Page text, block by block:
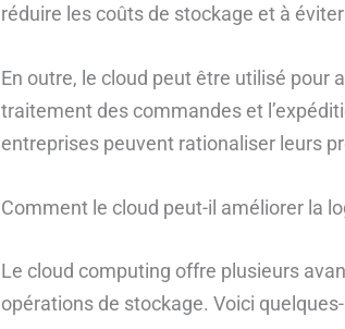
réduire les coûts de stockage et à
En outre, le cloud peut être utilisé
traitement des commandes et
entreprises peuvent rationaliser leurs
Comment le cloud peut-il améliorer la
Le cloud computing offre plusieurs
opérations de stockage. Voici